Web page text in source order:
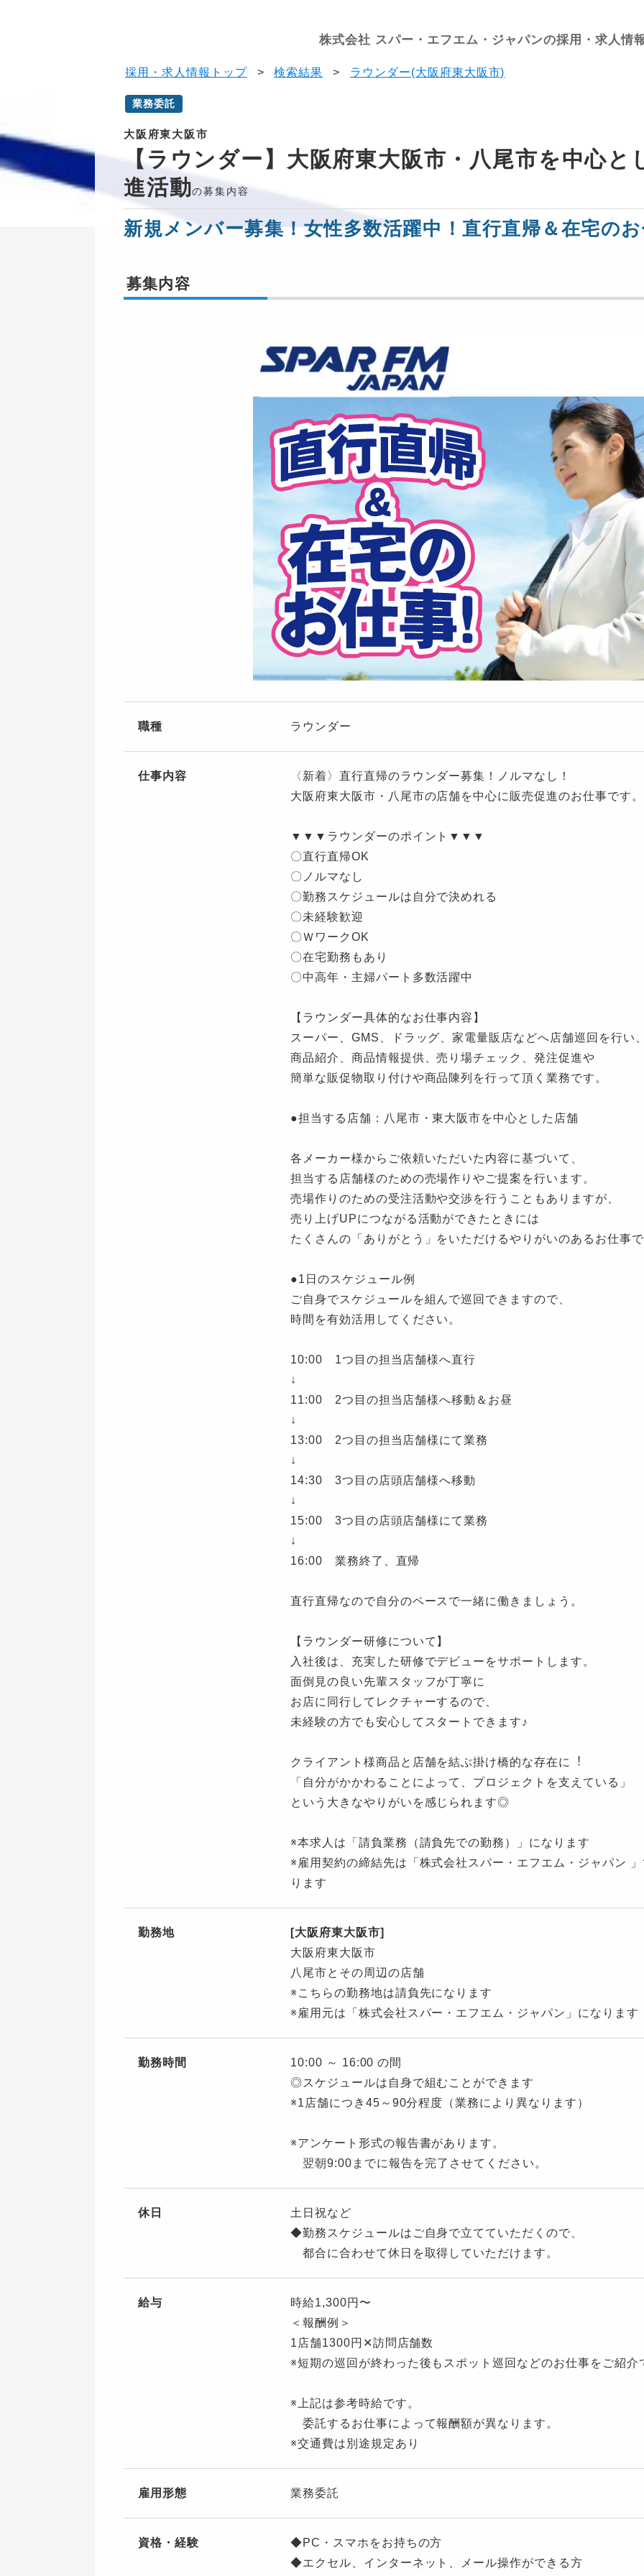
株式会社 スパー・エフエム・ジャパンの採用・求人情
採用・求人情報トップ > 検索結果 > ラウンダー(大阪府東大阪市)
業務委託
大阪府東大阪市
【ラウンダー】大阪府東大阪市・八尾市を中心と
進活動の募集内容
新規メンバー募集！女性多数活躍中！直行直帰＆在宅の
募集内容
職種 ラウンダー
仕事内容
〈新着〉直行直帰のラウンダー募集！ノルマなし！
大阪府東大阪市・八尾市の店舗を中心に販売促進のお仕事です。
▼▼▼ラウンダーのポイント▼▼▼
〇直行直帰OK
〇ノルマなし
〇勤務スケジュールは自分で決めれる
〇未経験歓迎
〇ＷワークOK
〇在宅勤務もあり
〇中高年・主婦パート多数活躍中
【ラウンダー具体的なお仕事内容】
スーパー、GMS、ドラッグ、家電量販店などへ店舗巡回を行い
商品紹介、商品情報提供、売り場チェック、発注促進や
簡単な販促物取り付けや商品陳列を行って頂く業務です。
●担当する店舗：八尾市・東大阪市を中心とした店舗
各メーカー様からご依頼いただいた内容に基づいて、
担当する店舗様のための売場作りやご提案を行います。
売場作りのための受注活動や交渉を行うこともありますが、
売り上げUPにつながる活動ができたときには
たくさんの「ありがとう」をいただけるやりがいのあるお仕事
●1日のスケジュール例
ご自身でスケジュールを組んで巡回できますので、
時間を有効活用してください。
10:00 1つ目の担当店舗様へ直行
↓
11:00 2つ目の担当店舗様へ移動＆お昼
↓
13:00 2つ目の担当店舗様にて業務
↓
14:30 3つ目の店頭店舗様へ移動
↓
15:00 3つ目の店頭店舗様にて業務
↓
16:00 業務終了、直帰
直行直帰なので自分のペースで一緒に働きましょう。
【ラウンダー研修について】
入社後は、充実した研修でデビューをサポートします。
面倒見の良い先輩スタッフが丁寧に
お店に同行してレクチャーするので、
未経験の方でも安心してスタートできます♪
クライアント様商品と店舗を結ぶ掛け橋的な存在に︕
「⾃分がかかわることによって、プロジェクトを⽀えている」
という⼤きなやりがいを感じられます◎
※本求人は「請負業務（請負先での勤務）」になります
※雇用契約の締結先は「株式会社スパー・エフエム・ジャパン
ります
勤務地
[大阪府東大阪市]
大阪府東大阪市
八尾市とその周辺の店舗
※こちらの勤務地は請負先になります
※雇用元は「株式会社スパー・エフエム・ジャパン」になります
勤務時間
10:00 ～ 16:00 の間
◎スケジュールは自身で組むことができます
※1店舗につき45～90分程度（業務により異なります）
※アンケート形式の報告書があります。
翌朝9:00までに報告を完了させてください。
休日
土日祝など
◆勤務スケジュールはご自身で立てていただくので、
都合に合わせて休日を取得していただけます。
給与
時給1,300円〜
＜報酬例＞
1店舗1300円✕訪問店舗数
※短期の巡回が終わった後もスポット巡回などのお仕事をご紹介
※上記は参考時給です。
委託するお仕事によって報酬額が異なります。
※交通費は別途規定あり
雇用形態 業務委託
資格・経験
◆PC・スマホをお持ちの方
◆エクセル、インターネット、メール操作ができる方